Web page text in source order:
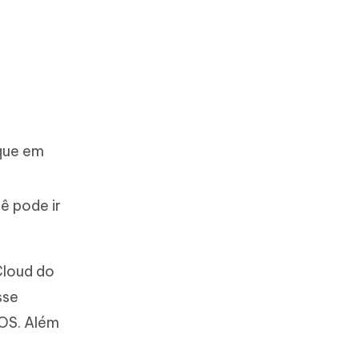
em
pode ir
do
Além